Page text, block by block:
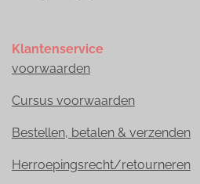
Klantenservice
voorwaarden
Cursus voorwaarden
Bestellen, betalen & verzenden
Herroepingsrecht/retourneren